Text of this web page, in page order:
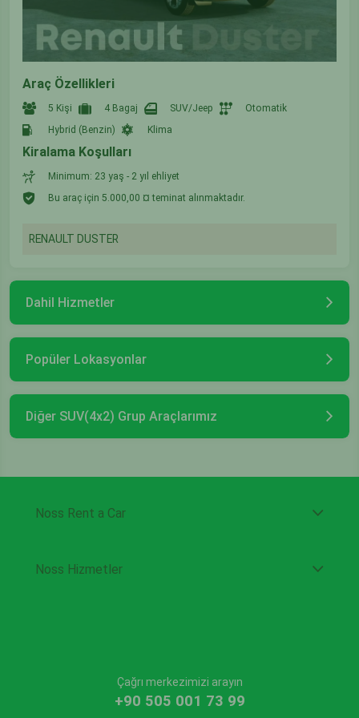
Araç Özellikleri
5 Kişi 4 Bagaj SUV/Jeep
Otomatik
Hybrid (Benzin)
Klima
Kiralama Koşulları
Minimum: 23 yaş - 2 yıl ehliyet
Bu araç için 5.000,00 ¤ teminat alınmaktadır.
RENAULT DUSTER
Dahil Hizmetler
Popüler Lokasyonlar
Diğer SUV(4x2) Grup Araçlarımız
Noss Rent a Car
Noss Hizmetler
Çağrı merkezimizi arayın
+90 505 001 73 99